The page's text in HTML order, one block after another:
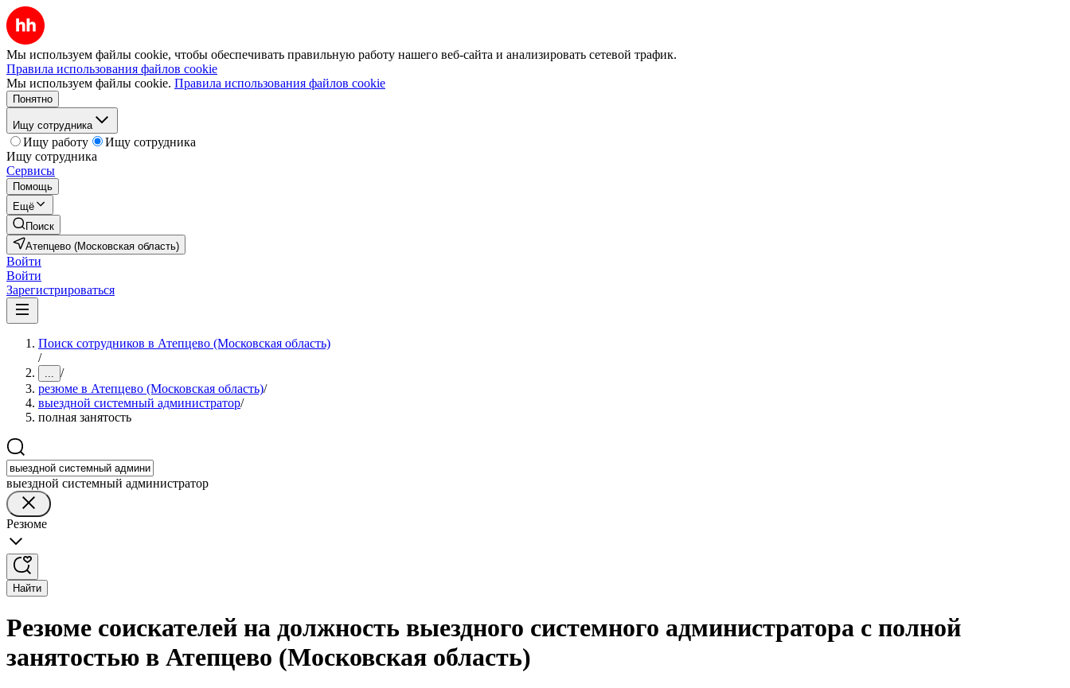
Мы используем файлы cookie, чтобы обеспечивать правильную работу нашего веб-сайта и анализировать сетевой трафик.
Правила использования файлов cookie
Мы используем файлы cookie. Правила использования файлов cookie
Понятно
Ищу сотрудника
Ищу работу
Ищу сотрудника
Ищу сотрудника
Сервисы
Помощь
Ещё
Поиск
Атепцево (Московская область)
Войти
Войти
Зарегистрироваться
Поиск сотрудников в Атепцево (Московская область)
/
... /
резюме в Атепцево (Московская область)/
выездной системный администратор/
полная занятость
выездной системный администратор
Резюме
Найти
Резюме соискателей на должность выездного системного администратора с полной
занятостью в Атепцево (Московская область)